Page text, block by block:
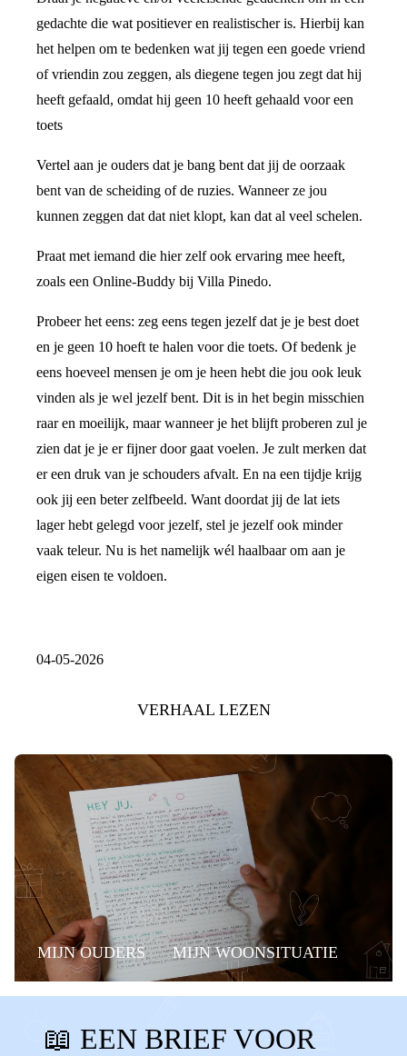
gedachte die wat positiever en realistischer is. Hierbij kan
het helpen om te bedenken wat jij tegen een goede vriend
of vriendin zou zeggen, als diegene tegen jou zegt dat hij
heeft gefaald, omdat hij geen 10 heeft gehaald voor een
toets
Vertel aan je ouders dat je bang bent dat jij de oorzaak
bent van de scheiding of de ruzies. Wanneer ze jou
kunnen zeggen dat dat niet klopt, kan dat al veel schelen.
Praat met iemand die hier zelf ook ervaring mee heeft,
zoals een Online-Buddy bij Villa Pinedo.
Probeer het eens: zeg eens tegen jezelf dat je je best doet
en je geen 10 hoeft te halen voor die toets. Of bedenk je
eens hoeveel mensen je om je heen hebt die jou ook leuk
vinden als je wel jezelf bent. Dit is in het begin misschien
raar en moeilijk, maar wanneer je het blijft proberen zul je
zien dat je je er fijner door gaat voelen. Je zult merken dat
er een druk van je schouders afvalt. En na een tijdje krijg
ook jij een beter zelfbeeld. Want doordat jij de lat iets
lager hebt gelegd voor jezelf, stel je jezelf ook minder
vaak teleur. Nu is het namelijk wél haalbaar om aan je
eigen eisen te voldoen.
04-05-2026
VERHAAL LEZEN
MIJN OUDERS MIJN WOONSITUATIE
RECHTEN BUDDY
DETECTIEPOORTJES SPANNEND
📖 EEN BRIEF VOOR